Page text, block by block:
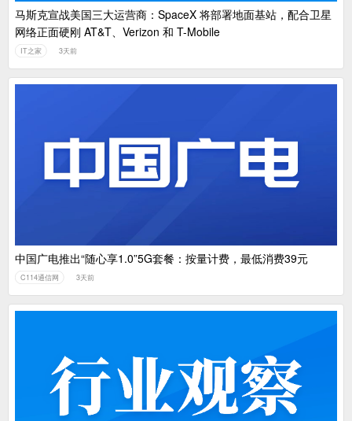
马斯克宣战美国三大运营商：SpaceX 将部署地面基站，配合卫星
网络正面硬刚 AT&T、Verizon 和 T-Mobile
IT之家 3天前
中国广电推出“随心享1.0”5G套餐：按量计费，最低消费39元
C114通信网 3天前